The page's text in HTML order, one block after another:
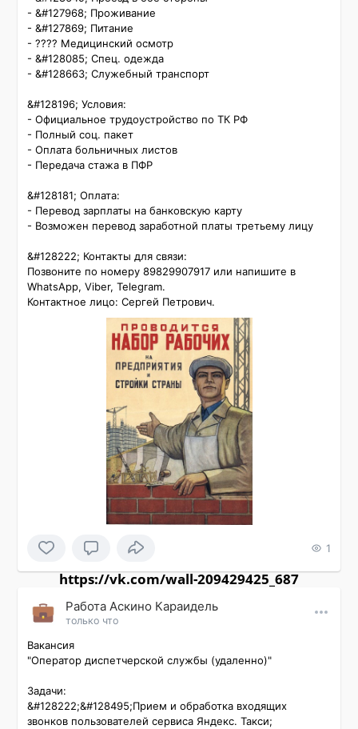
- &#127968; Проживание
- &#127869; Питание
- ???? Медицинский осмотр
- &#128085; Спец. одежда
- &#128663; Служебный транспорт
&#128196; Условия:
- Официальное трудоустройство по ТК РФ
- Полный соц. пакет
- Оплата больничных листов
- Передача стажа в ПФР
&#128181; Оплата:
- Перевод зарплаты на банковскую карту
- Возможен перевод заработной платы третьему лицу
&#128222; Контакты для связи:
Позвоните по номеру 89829907917 или напишите в
WhatsApp, Viber, Telegram.
Контактное лицо: Сергей Петрович.
1
https://vk.com/wall-209429425_687
Работа Аскино Караидель
только что
Вакансия
"Оператор диспетчерской службы (удаленно)"
Задачи:
&#128222;&#128495;Прием и обработка входящих
звонков пользователей сервиса Яндекс. Такси;